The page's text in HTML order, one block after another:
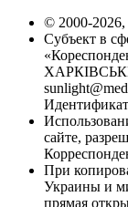
© 2000-2026,
Субъект в
сайте,
При
Украины и
прямая